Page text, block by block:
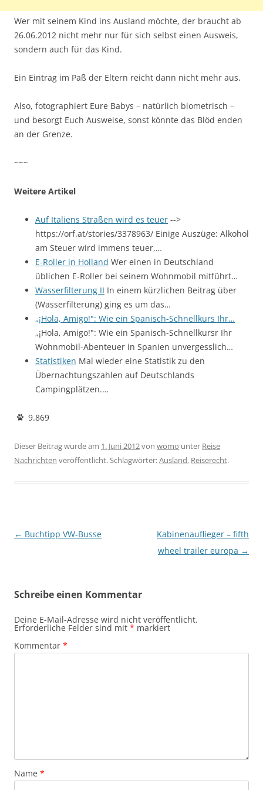
Wer mit seinem Kind ins Ausland möchte, der braucht ab
26.06.2012 nicht mehr nur für sich selbst einen Ausweis,
sondern auch für das Kind.
Ein Eintrag im Paß der Eltern reicht dann nicht mehr aus.
Also, fotographiert Eure Babys – natürlich biometrisch –
und besorgt Euch Ausweise, sonst könnte das Blöd enden
an der Grenze.
~~~
Weitere Artikel
Auf Italiens Straßen wird es teuer -->
https://orf.at/stories/3378963/ Einige Auszüge: Alkohol
am Steuer wird immens teuer,…
E-Roller in Holland Wer einen in Deutschland
üblichen E-Roller bei seinem Wohnmobil mitführt…
Wasserfilterung II In einem kürzlichen Beitrag über
(Wasserfilterung) ging es um das…
„¡Hola, Amigo!": Wie ein Spanisch-Schnellkurs Ihr…
„¡Hola, Amigo!": Wie ein Spanisch-Schnellkursr Ihr
Wohnmobil-Abenteuer in Spanien unvergesslich…
Statistiken Mal wieder eine Statistik zu den
Übernachtungszahlen auf Deutschlands
Campingplätzen.…
9.869
Dieser Beitrag wurde am 1. Juni 2012von womo unter Reise
Nachrichten veröffentlicht. Schlagwörter:Ausland, Reiserecht.
Beitragsnavigation
← Buchtipp VW-Busse
Kabinenauflieger – fifth
wheel trailer europa →
Schreibe einen Kommentar
Deine E-Mail-Adresse wird nicht veröffentlicht.
Erforderliche Felder sind mit * markiert
Kommentar *
Name *